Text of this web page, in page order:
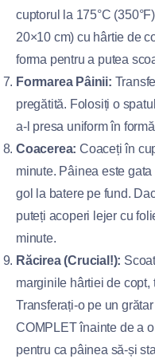
cuptorul la 175°C
20×10 cm) cu hârtie de
forma pentru a putea
Formarea Pâinii:
pregătită. Folosiți o
a-l presa uniform în
Coacerea: Coaceți în
minute. Pâinea este
gol la batere pe fund.
puteți acoperi lejer cu
minute.
Răcirea (Crucial!):
marginile hârtiei de copt,
Transferați-o pe un
COMPLET înainte de a
pentru ca pâinea să-și